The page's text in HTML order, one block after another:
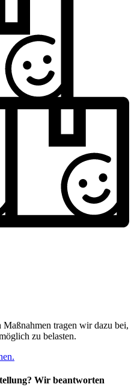
tragen wir dazu bei,
zu belasten.
Wir beantworten